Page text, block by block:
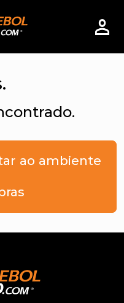
ao ambiente